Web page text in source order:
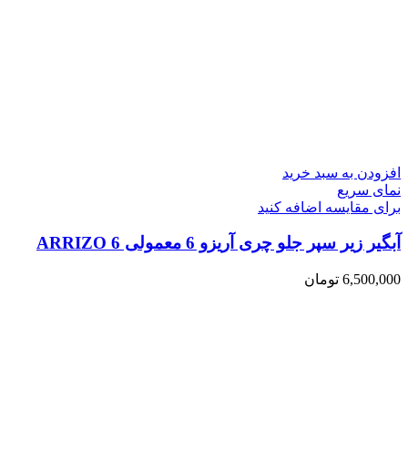
افزودن به سبد خرید
نمای سریع
برای مقایسه اضافه کنید
آبگیر زیر سپر جلو چری آریزو 6 معمولی ARRIZO 6
6,500,000 تومان